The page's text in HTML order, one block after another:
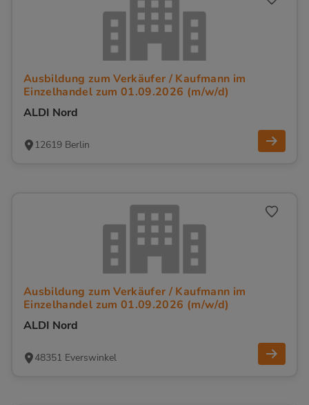
Ausbildung zum Verkäufer / Kaufmann im
Einzelhandel zum 01.09.2026 (m/w/d)
ALDI Nord
12619 Berlin
Ausbildung zum Verkäufer / Kaufmann im
Einzelhandel zum 01.09.2026 (m/w/d)
ALDI Nord
48351 Everswinkel